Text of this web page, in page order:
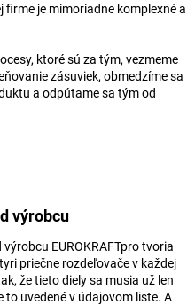
je mimoriadne komplexné a
ktoré sú za tým, vezmeme
zásuviek, obmedzíme sa
a odpútame sa tým od
výrobcu
EUROKRAFTpro tvoria
priečne rozdeľovače v každej
že tieto diely sa musia už len
uvedené v údajovom liste. A